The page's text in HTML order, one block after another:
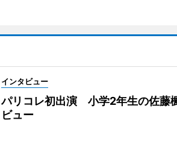
インタビュー
パリコレ初出演 小学2年生の佐藤
ビュー